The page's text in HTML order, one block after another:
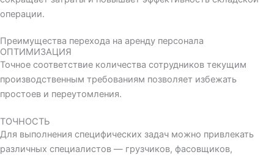
операции.
Преимущества перехода на аренду персонала
ОПТИМИЗАЦИЯ
Точное соответствие количества сотрудников текущим
производственным требованиям позволяет избежать
простоев и переутомления.
ТОЧНОСТЬ
Для выполнения специфических задач можно привлекать
различных специалистов — грузчиков, фасовщиков,